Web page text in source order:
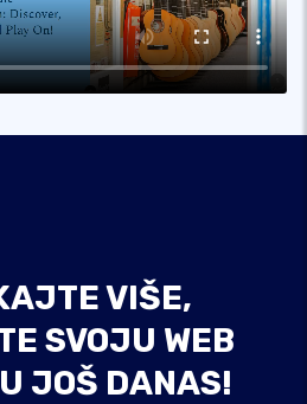
VIŠE,
SVOJU WEB
JOŠ DANAS!